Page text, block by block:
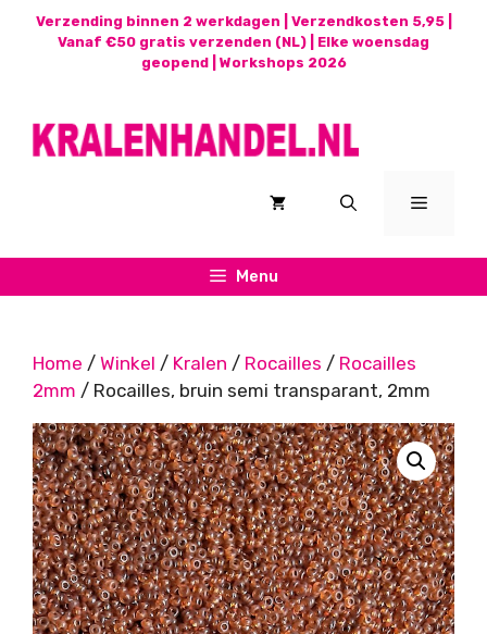
Verzending binnen 2 werkdagen | Verzendkosten 5,95 |
Vanaf €50 gratis verzenden (NL) | Elke woensdag
geopend | Workshops 2026
Menu
Menu
Home / Winkel / Kralen / Rocailles / Rocailles
2mm / Rocailles, bruin semi transparant, 2mm